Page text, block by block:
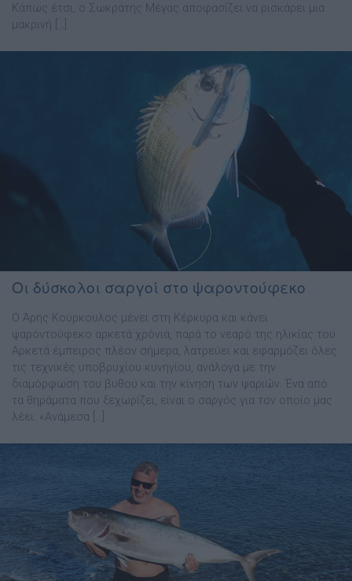
Κάπως έτσι, ο Σωκράτης Μέγας αποφασίζει να ρισκάρει μια
μακρινή […]
Οι δύσκολοι σαργοί στο ψαροντούφεκο
Ο Άρης Κούρκουλος μένει στη Κέρκυρα και κάνει
ψαροντούφεκο αρκετά χρόνια, παρά το νεαρό της ηλικίας του.
Αρκετά έμπειρος πλέον σήμερα, λατρεύει και εφαρμόζει όλες
τις τεχνικές υποβρυχίου κυνηγίου, ανάλογα με την
διαμόρφωση του βυθού και την κίνηση των ψαριών. Ένα από
τα θηράματα που ξεχωρίζει, είναι ο σαργός για τον οποίο μας
λέει: «Ανάμεσα […]